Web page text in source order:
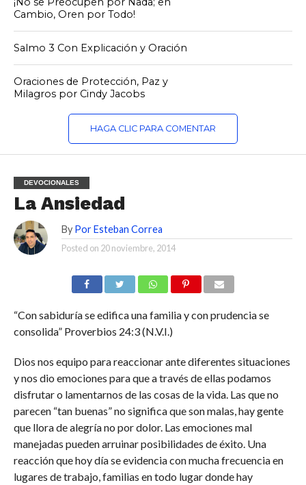
Cambio, Oren por Todo!
Salmo 3 Con Explicación y Oración
Oraciones de Protección, Paz y
Milagros por Cindy Jacobs
HAGA CLIC PARA COMENTAR
DEVOCIONALES
La Ansiedad
By Por Esteban Correa
Posted on 20 noviembre, 2014
“Con sabiduría se edifica una familia y con prudencia se
consolida” Proverbios 24:3 (N.V.I.)
Dios nos equipo para reaccionar ante diferentes situaciones
y nos dio emociones para que a través de ellas podamos
disfrutar o lamentarnos de las cosas de la vida. Las que no
parecen “tan buenas” no significa que son malas, hay gente
que llora de alegría no por dolor. Las emociones mal
manejadas pueden arruinar posibilidades de éxito. Una
reacción que hoy día se evidencia con mucha frecuencia en
lugares de trabajo, familias en todo lugar donde hay